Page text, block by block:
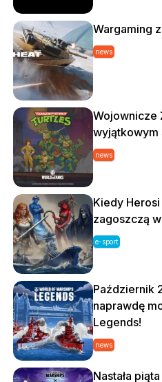
Wargaming
news
Wojownicze
wyjątkowym
news
Kiedy
zagoszczą
e-sport
Październik
naprawdę
Legends!
news
Nastała